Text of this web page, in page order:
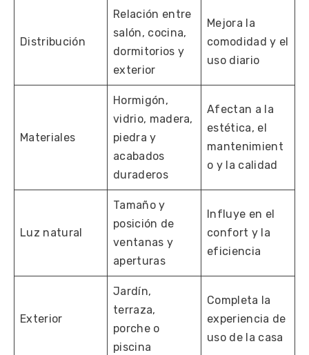
Distribución
Relación entre
salón, cocina,
dormitorios y
exterior
Mejora la
comodidad y el
uso diario
Materiales
Hormigón,
vidrio, madera,
piedra y
acabados
duraderos
Afectan a la
estética, el
mantenimient
o y la calidad
Luz natural
Tamaño y
posición de
ventanas y
aperturas
Influye en el
confort y la
eficiencia
Exterior
Jardín,
terraza,
porche o
piscina
Completa la
experiencia de
uso de la casa